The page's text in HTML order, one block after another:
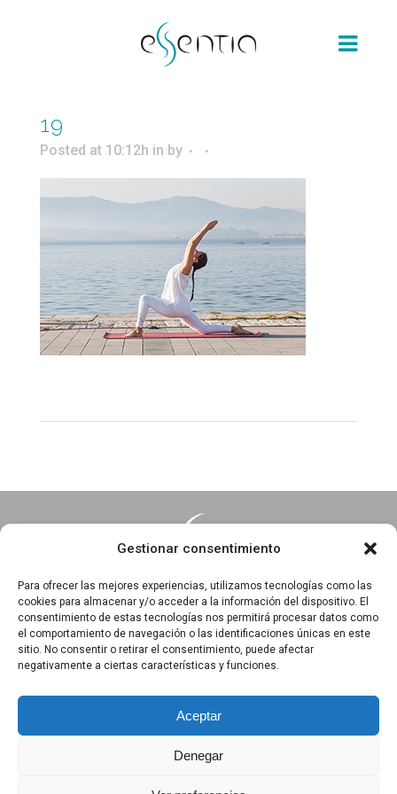
Gestionar consentimiento
Para ofrecer las mejores experiencias, utilizamos tecnologías como las
cookies para almacenar y/o acceder a la información del dispositivo. El
consentimiento de estas tecnologías nos permitirá procesar datos como
el comportamiento de navegación o las identificaciones únicas en este
sitio. No consentir o retirar el consentimiento, puede afectar
negativamente a ciertas características y funciones.
Aceptar
Denegar
19
Posted at 10:12h in by
Essentia · Espacio Terapéutico y Escuela de Yoga
C/Arrabal 25, 1°A y 1ºB 39003
Santander, Cantabria
618 836 285||618 836 218